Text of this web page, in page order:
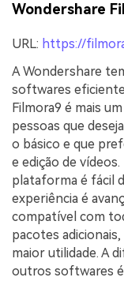
Wondershare
URL: https://
A Wondershare
softwares
Filmora9 é mais
pessoas que
o básico e que
e edição de
plataforma é fácil
experiência é
compatível com
pacotes
maior utilidade. A
outros softwares é